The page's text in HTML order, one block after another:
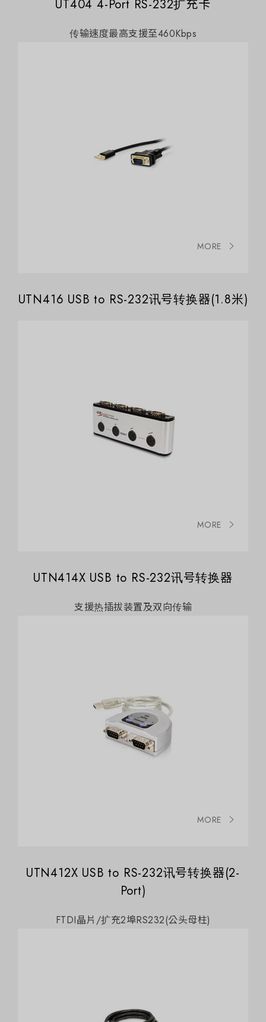
UT404 4-Port RS-232扩充卡
传输速度最高支援至460Kbps
MORE
UTN416 USB to RS-232讯号转换器(1.8米)
MORE
UTN414X USB to RS-232讯号转换器
支援热插拔装置及双向传输
MORE
UTN412X USB to RS-232讯号转换器(2-
Port)
FTDI晶片/扩充2埠RS232(公头母柱)